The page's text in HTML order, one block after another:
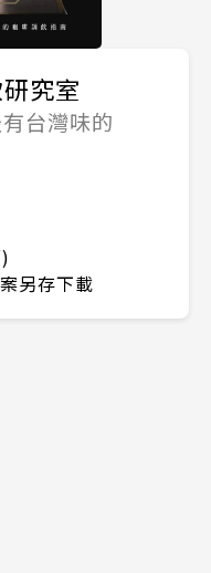
究室
台灣味的
另存下載